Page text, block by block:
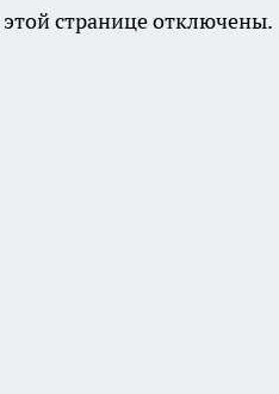
странице отключены.